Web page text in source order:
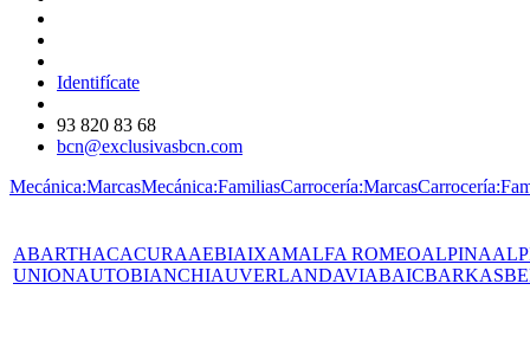
Identifícate
93 820 83 68
bcn@exclusivasbcn.com
Mecánica:MarcasMecánica:FamiliasCarrocería:Marcas
ABARTHACACURAAEBIAIXAMALFA ROMEOALPINA
UNIONAUTOBIANCHIAUVERLANDAVIABAICBARKAS